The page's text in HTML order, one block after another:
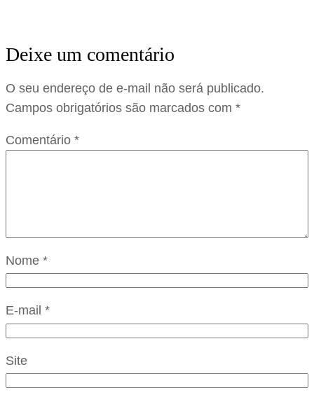
Deixe um comentário
O seu endereço de e-mail não será publicado.
Campos obrigatórios são marcados com *
Comentário *
Nome *
E-mail *
Site